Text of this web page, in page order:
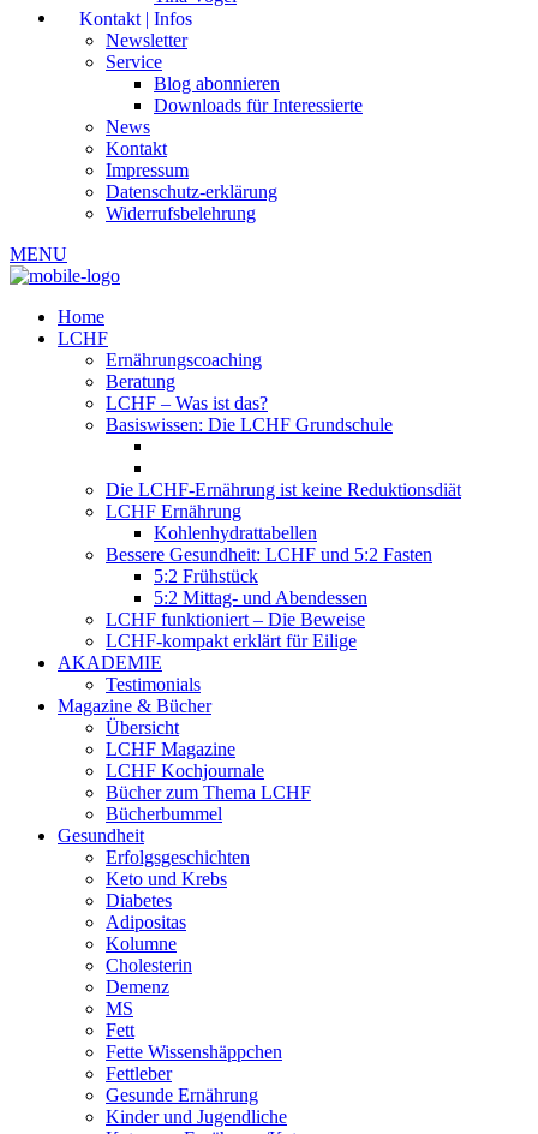
Kontakt | Infos
Newsletter
Service
Blog abonnieren
Downloads für Interessierte
News
Kontakt
Impressum
Datenschutz-erklärung
Widerrufsbelehrung
MENU
Home
LCHF
Ernährungscoaching
Beratung
LCHF – Was ist das?
Basiswissen: Die LCHF Grundschule
Die LCHF-Ernährung ist keine Reduktionsdiät
LCHF Ernährung
Kohlenhydrattabellen
Bessere Gesundheit: LCHF und 5:2 Fasten
5:2 Frühstück
5:2 Mittag- und Abendessen
LCHF funktioniert – Die Beweise
LCHF-kompakt erklärt für Eilige
AKADEMIE
Testimonials
Magazine & Bücher
Übersicht
LCHF Magazine
LCHF Kochjournale
Bücher zum Thema LCHF
Bücherbummel
Gesundheit
Erfolgsgeschichten
Keto und Krebs
Diabetes
Adipositas
Kolumne
Cholesterin
Demenz
MS
Fett
Fette Wissenshäppchen
Fettleber
Gesunde Ernährung
Kinder und Jugendliche